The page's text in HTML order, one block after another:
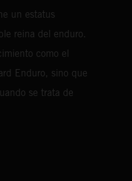
un estatus
reina del enduro.
como el
Enduro, sino que
se trata de